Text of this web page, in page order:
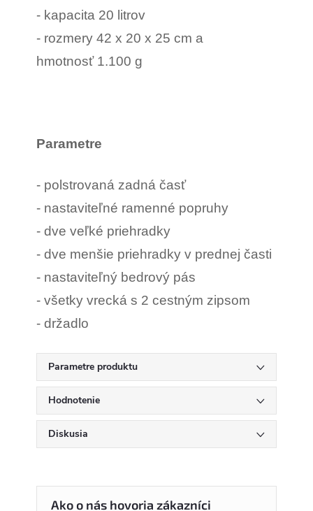
- kapacita 20 litrov
- rozmery 42 x 20 x 25 cm a
hmotnosť 1.100 g
Parametre
- polstrovaná zadná časť
- nastaviteľné ramenné popruhy
- dve veľké priehradky
- dve menšie priehradky v prednej časti
- nastaviteľný bedrový pás
- všetky vrecká s 2 cestným zipsom
- držadlo
Parametre produktu
Hodnotenie
Diskusia